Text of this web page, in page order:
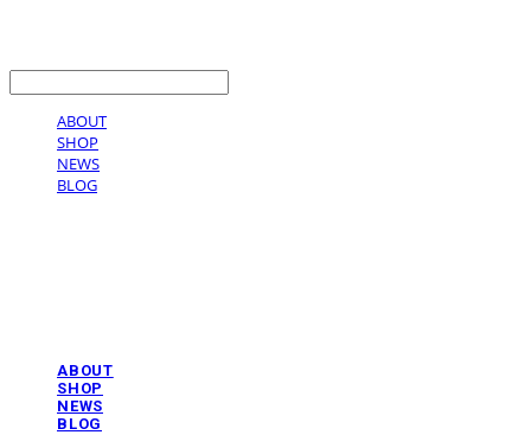
ABOUT
SHOP
NEWS
BLOG
ABOUT
SHOP
NEWS
BLOG